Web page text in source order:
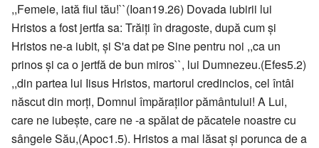
,,Femeie, iată fiul tău!``(Ioan19.26) Dovada iubirii lui
Hristos a fost jertfa sa: Trăiţi în dragoste, după cum şi
Hristos ne-a iubit, şi S'a dat pe Sine pentru noi ,,ca un
prinos şi ca o jertfă de bun miros``, lui Dumnezeu.(Efes5.2)
,,din partea lui Iisus Hristos, martorul credincios, cel întâi
născut din morţi, Domnul împăraţilor pământului! A Lui,
care ne iubeşte, care ne -a spălat de păcatele noastre cu
sângele Său,(Apoc1.5). Hristos a mai lăsat şi porunca de a